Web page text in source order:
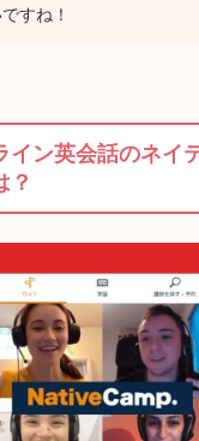
すね！
イン英会話のネイ
？